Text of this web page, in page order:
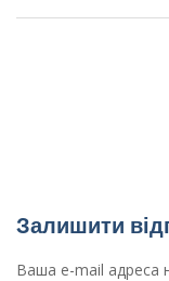
Залишити
Ваша e-mail адреса